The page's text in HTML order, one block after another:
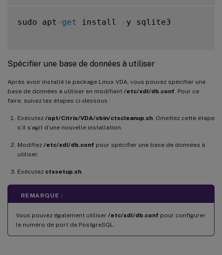
sudo apt - get install - y sqlite3
Spécifier une base de données à utiliser
Après avoir installé le package Linux VDA, vous pouvez spécifier une
base de données à utiliser en modifiant /etc/xdl/db.conf . Pour ce
faire, suivez les étapes ci-dessous :
Exécutez /opt/Citrix/VDA/sbin/ctxcleanup.sh . Omettez cette étape
s’il s’agit d’une nouvelle installation.
Modifiez /etc/xdl/db.conf pour spécifier une base de données à
utiliser.
Exécutez ctxsetup.sh
REMARQUE :
Vous pouvez également utiliser /etc/xdl/db.conf pour configurer
le numéro de port de PostgreSQL.